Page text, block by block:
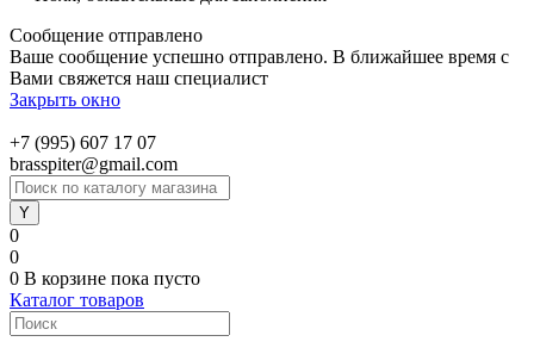
Сообщение отправлено
Ваше сообщение успешно отправлено. В ближайшее время с
Вами свяжется наш специалист
Закрыть окно
+7 (995) 607 17 07
brasspiter@gmail.com
0
0
0 В корзине пока пусто
Каталог товаров